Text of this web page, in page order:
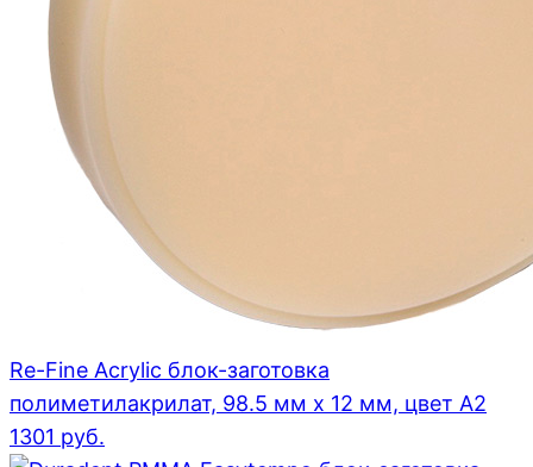
Re-Fine Acrylic блок-заготовка
полиметилакрилат, 98.5 мм x 12 мм, цвет A2
1301 руб.